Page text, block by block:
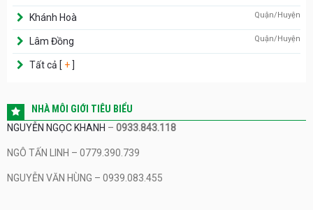
Khánh Hoà Quận/Huyện
Lâm Đồng Quận/Huyện
Tất cả [ + ]
NHÀ MÔI GIỚI TIÊU BIỂU
NGUYỄN NGỌC KHANH – 0933.843.118
NGÔ TẤN LINH – 0779.390.739
NGUYỄN VĂN HÙNG – 0939.083.455